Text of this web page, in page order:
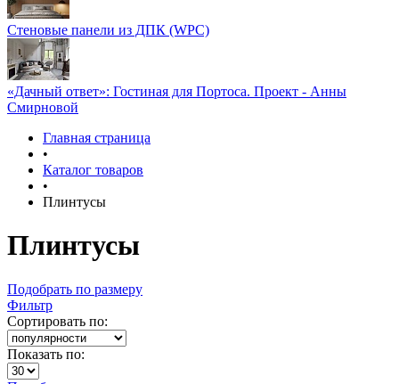
Стеновые панели из ДПК (WPC)
«Дачный ответ»: Гостиная для Портоса. Проект - Анны
Смирновой
Главная страница
•
Каталог товаров
•
Плинтусы
Плинтусы
Подобрать по размеру
Фильтр
Сортировать по:
Показать по: